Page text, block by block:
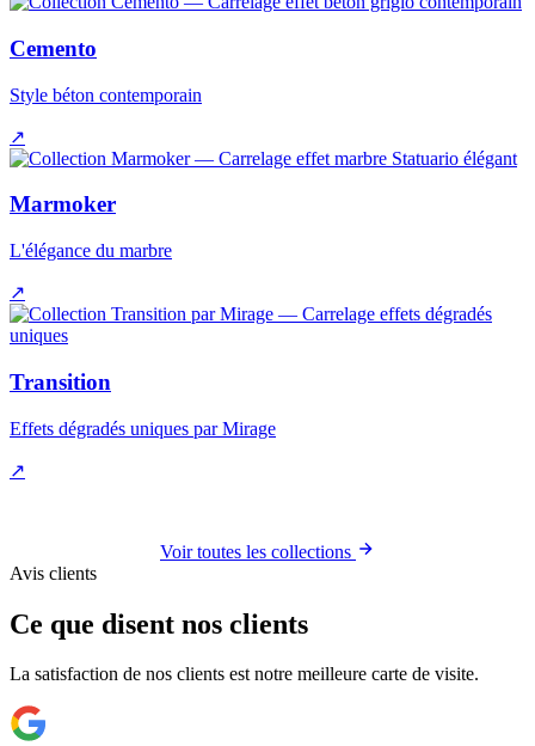
Cemento
Style béton contemporain
↗
Marmoker
L'élégance du marbre
↗
Transition
Effets dégradés uniques par Mirage
↗
Voir toutes les collections
Avis clients
Ce que disent nos clients
La satisfaction de nos clients est notre meilleure carte de visite.